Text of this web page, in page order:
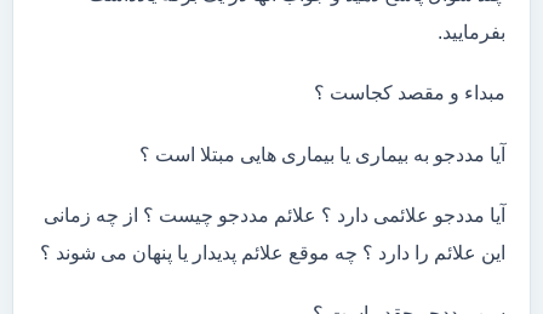
بفرمایید.
مبداء و مقصد کجاست ؟
آیا مددجو به بیماری یا بیماری هایی مبتلا است ؟
آیا مددجو علائمی دارد ؟ علائم مددجو چیست ؟ از چه زمانی
این علائم را دارد ؟ چه موقع علائم پدیدار یا پنهان می شوند ؟